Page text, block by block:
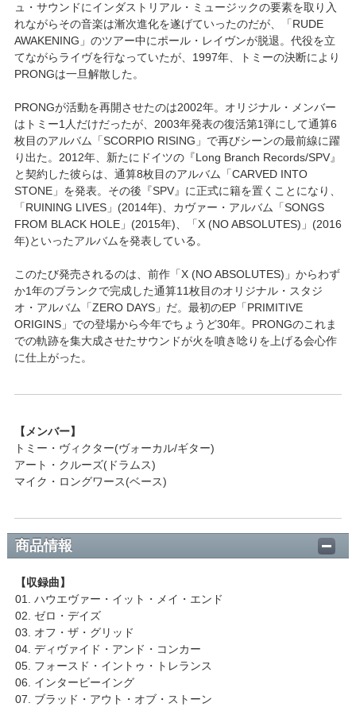
ュ・サウンドにインダストリアル・ミュージックの要素を取り入
れながらその音楽は漸次進化を遂げていったのだが、「RUDE
AWAKENING」のツアー中にポール・レイヴンが脱退。代役を立
てながらライヴを行なっていたが、1997年、トミーの決断により
PRONGは一旦解散した。
PRONGが活動を再開させたのは2002年。オリジナル・メンバー
はトミー1人だけだったが、2003年発表の復活第1弾にして通算6
枚目のアルバム「SCORPIO RISING」で再びシーンの最前線に躍
り出た。2012年、新たにドイツの『Long Branch Records/SPV』
と契約した彼らは、通算8枚目のアルバム「CARVED INTO
STONE」を発表。その後『SPV』に正式に籍を置くことになり、
「RUINING LIVES」(2014年)、カヴァー・アルバム「SONGS
FROM BLACK HOLE」(2015年)、「X (NO ABSOLUTES)」(2016
年)といったアルバムを発表している。
このたび発売されるのは、前作「X (NO ABSOLUTES)」からわず
か1年のブランクで完成した通算11枚目のオリジナル・スタジ
オ・アルバム「ZERO DAYS」だ。最初のEP「PRIMITIVE
ORIGINS」での登場から今年でちょうど30年。PRONGのこれま
での軌跡を集大成させたサウンドが火を噴き唸りを上げる会心作
に仕上がった。
【メンバー】
トミー・ヴィクター(ヴォーカル/ギター)
アート・クルーズ(ドラムス)
マイク・ロングワース(ベース)
商品情報
【収録曲】
01. ハウエヴァー・イット・メイ・エンド
02. ゼロ・デイズ
03. オフ・ザ・グリッド
04. ディヴァイド・アンド・コンカー
05. フォースド・イントゥ・トレランス
06. インタービーイング
07. ブラッド・アウト・オブ・ストーン